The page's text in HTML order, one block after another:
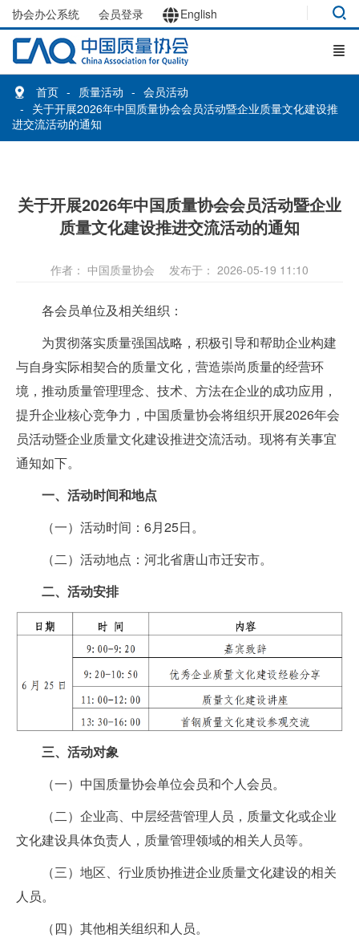
协会办公系统 会员登录 English
首页 质量活动
会员活动
关于开展2026年中国质量协会会员活动暨企业质量文化建设推
进交流活动的通知
关于开展2026年中国质量协会会员活动暨企业
质量文化建设推进交流活动的通知
作者： 中国质量协会 发布于： 2026-05-19 11:10
各会员单位及相关组织：
为贯彻落实质量强国战略，积极引导和帮助企业构建
与自身实际相契合的质量文化，营造崇尚质量的经营环
境，推动质量管理理念、技术、方法在企业的成功应用，
提升企业核心竞争力，中国质量协会将组织开展2026年会
员活动暨企业质量文化建设推进交流活动。现将有关事宜
通知如下。
一、活动时间和地点
（一）活动时间：6月25日。
（二）活动地点：河北省唐山市迁安市。
二、活动安排
三、活动对象
（一）中国质量协会单位会员和个人会员。
（二）企业高、中层经营管理人员，质量文化或企业
文化建设具体负责人，质量管理领域的相关人员等。
（三）地区、行业质协推进企业质量文化建设的相关
人员。
（四）其他相关组织和人员。